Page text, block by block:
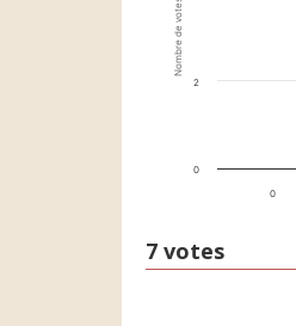
Nombre de votes
0
0
2
7 votes